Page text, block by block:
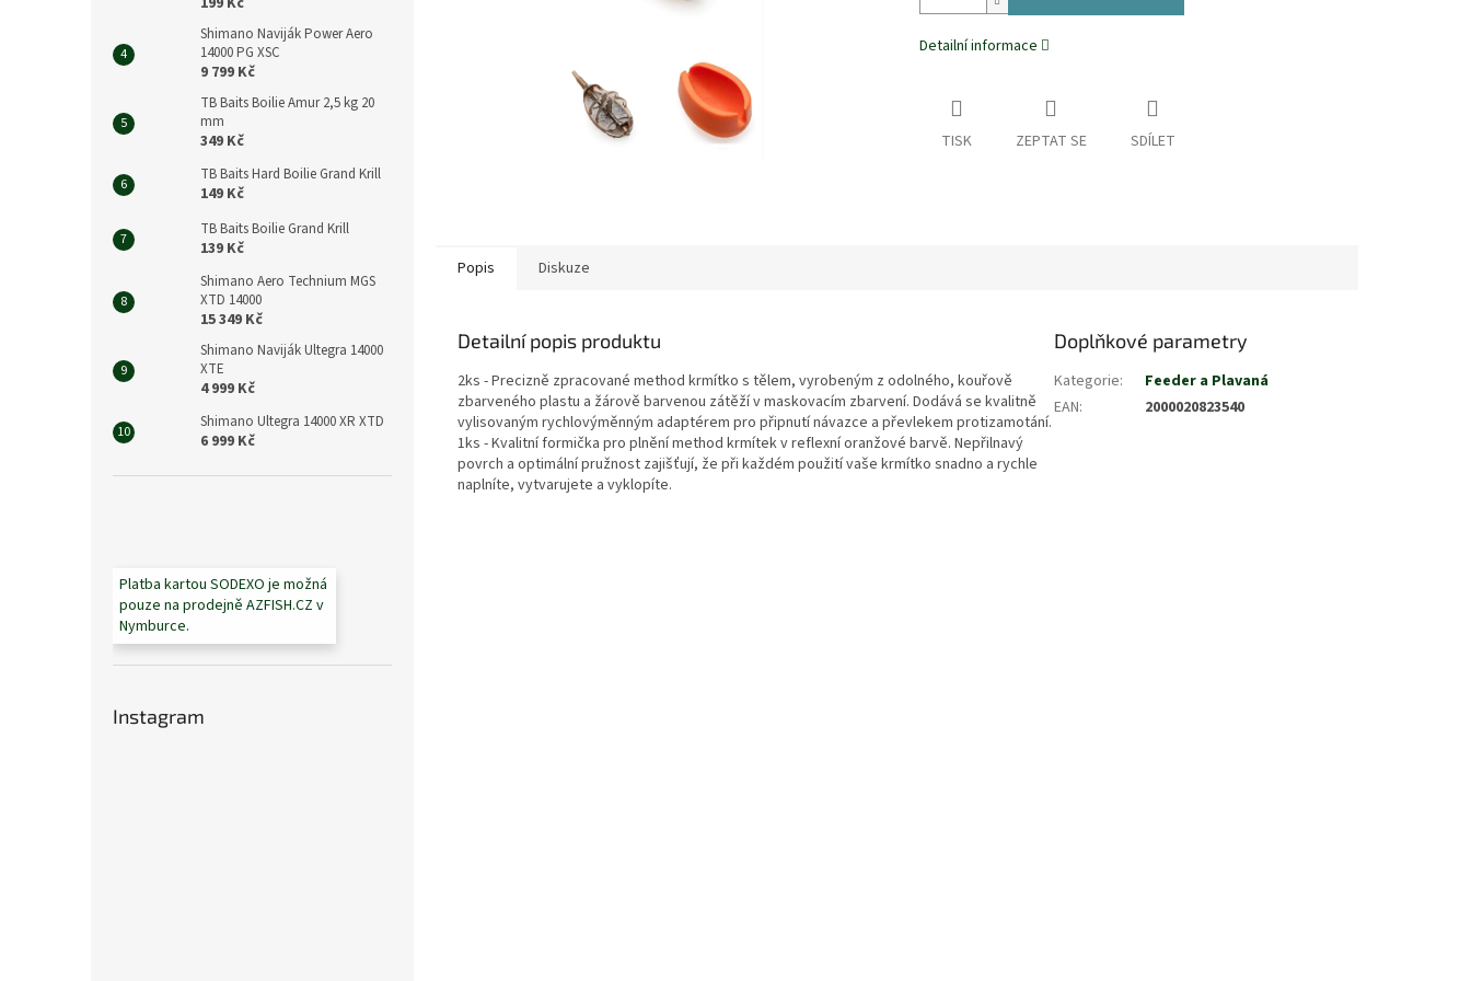
Shimano Naviják Power Aero
14000 PG XSC
9 799 Kč
TB Baits Boilie Amur 2,5 kg 20
mm
349 Kč
TB Baits Hard Boilie Grand Krill
149 Kč
TB Baits Boilie Grand Krill
139 Kč
Shimano Aero Technium MGS
XTD 14000
15 349 Kč
Shimano Naviják Ultegra 14000
XTE
4 999 Kč
Shimano Ultegra 14000 XR XTD
6 999 Kč
Platba kartou SODEXO je možná
pouze na prodejně AZFISH.CZ v
Nymburce.
Instagram
Detailní informace
TISK ZEPTAT SE SDÍLET
Popis Diskuze
Detailní popis produktu
2ks - Precizně zpracované method krmítko s tělem, vyrobeným z odolného, kouřově
zbarveného plastu a žárově barvenou zátěží v maskovacím zbarvení. Dodává se kvalitně
vylisovaným rychlovýměnným adaptérem pro připnutí návazce a převlekem protizamotání.
1ks - Kvalitní formička pro plnění method krmítek v reflexní oranžové barvě. Nepřilnavý
povrch a optimální pružnost zajišťují, že při každém použití vaše krmítko snadno a rychle
naplníte, vytvarujete a vyklopíte.
Doplňkové parametry
Kategorie:
Feeder a Plavaná
EAN: 2000020823540